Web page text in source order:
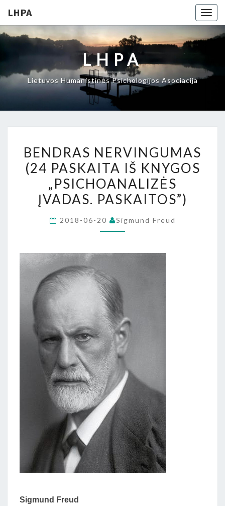
LHPA
LHPA
Lietuvos Humanistinės Psichologijos Asociacija
NERVINGUMAS
(24
PASKAITA
IŠ
„PSICHOANALIZĖS
BENDRAS NERVINGUMAS
(24 PASKAITA IŠ KNYGOS
„PSICHOANALIZĖS
ĮVADAS. PASKAITOS”)
2018-06-20 Sigmund Freud
Sigmund Freud